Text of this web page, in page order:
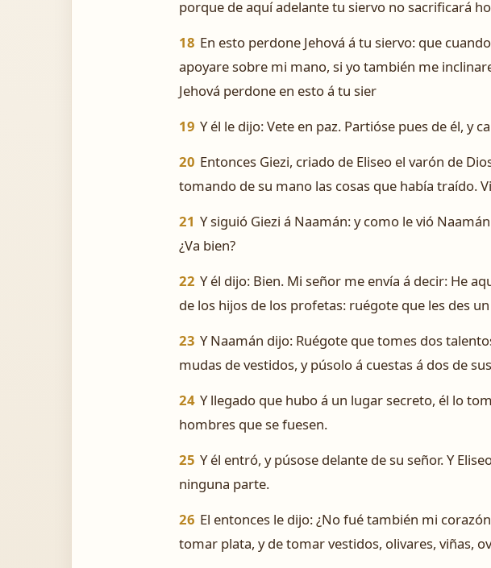
porque de aquí adelante tu siervo no sacrificará
18 En esto perdone Jehová á tu siervo: que
apoyare sobre mi mano, si yo también me
Jehová perdone en esto á tu sier
19 Y él le dijo: Vete en paz. Partióse pues de él, y
20 Entonces Giezi, criado de Eliseo el varón de
tomando de su mano las cosas que había traído.
21 Y siguió Giezi á Naamán: y como le vió
¿Va bien?
22 Y él dijo: Bien. Mi señor me envía á decir: He
de los hijos de los profetas: ruégote que les des
23 Y Naamán dijo: Ruégote que tomes dos
mudas de vestidos, y púsolo á cuestas á dos de
24 Y llegado que hubo á un lugar secreto, él lo
hombres que se fuesen.
25 Y él entró, y púsose delante de su señor. Y
ninguna parte.
26 El entonces le dijo: ¿No fué también mi
tomar plata, y de tomar vestidos, olivares, viñas,